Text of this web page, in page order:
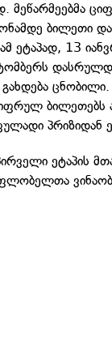
მეწარმეებმა
ბილეთი
ეტაპად, 13
ბილეთებს
ეტაპის